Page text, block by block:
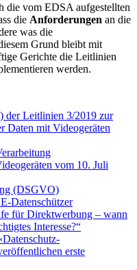
die vom EDSA aufgestellten
die Anforderungen an die
was die
Grund bleibt mit
Gerichte die Leitlinien
werden.
der Leitlinien 3/2019 zur
Daten mit Videogeräten
vom 10. Juli
(DSGVO)
Datenschützer
für Direktwerbung – wann
Interesse?“
erste